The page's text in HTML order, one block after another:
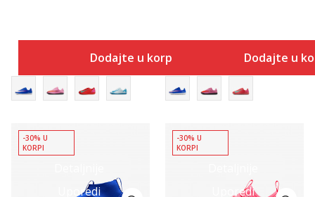
Dodajte u korpu Dodajte u
Uporedi
-30% U
KORPI
Uporedi
-30% U
KORPI